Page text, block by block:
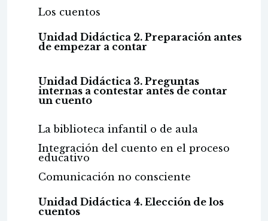
Los cuentos
Unidad Didáctica 2. Preparación antes
de empezar a contar
Unidad Didáctica 3. Preguntas
internas a contestar antes de contar
un cuento
La biblioteca infantil o de aula
Integración del cuento en el proceso
educativo
Comunicación no consciente
Unidad Didáctica 4. Elección de los
cuentos